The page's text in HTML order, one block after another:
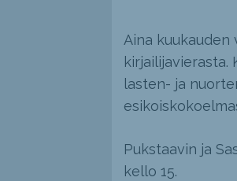
Aina kuukauden
kirjailijavierasta.
lasten- ja
Pukstaavin ja
kello 15.